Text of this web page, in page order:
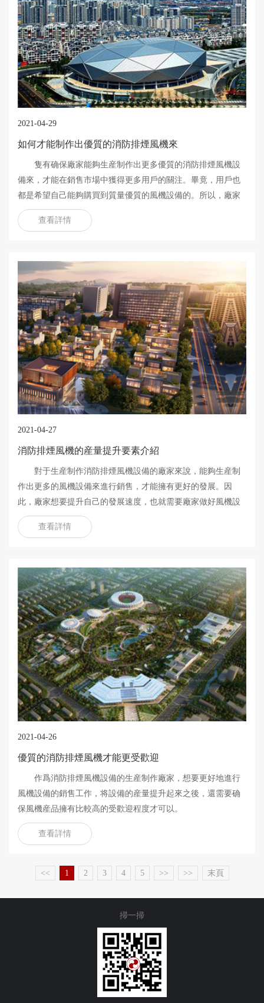
2021-04-29
如何才能制作出優質的消防排煙風機來
隻有确保廠家能夠生産制作出更多優質的消防排煙風機設
備來，才能在銷售市場中獲得更多用戶的關注。畢竟，用戶也
都是希望自己能夠購買到質量優質的風機設備的。所以，廠家
想要自身能夠擁有更好的發展，也就需要做好設備的生産制作
工作，提升設備的...
查看詳情
2021-04-27
消防排煙風機的産量提升要素介紹
對于生産制作消防排煙風機設備的廠家來說，能夠生産制
作出更多的風機設備來進行銷售，才能擁有更好的發展。因
此，廠家想要提升自己的發展速度，也就需要廠家做好風機設
備的産量提升工作了。那麽，這一類型的風機設備要怎麽才能
被提升起來呢?
查看詳情
2021-04-26
優質的消防排煙風機才能更受歡迎
作爲消防排煙風機設備的生産制作廠家，想要更好地進行
風機設備的銷售工作，将設備的産量提升起來之後，還需要确
保風機産品擁有比較高的受歡迎程度才可以。
查看詳情
<< 1 2 3 4 5 >> >> 末頁
掃一掃